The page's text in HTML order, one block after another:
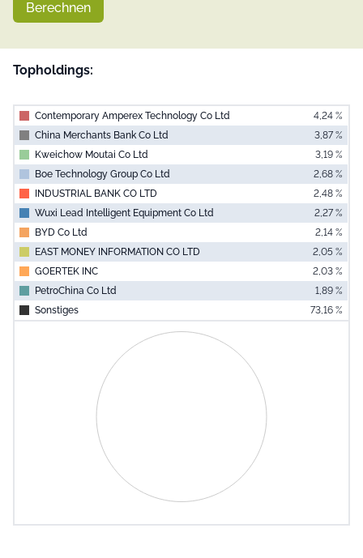
Berechnen
Topholdings:
Contemporary Amperex Technology Co Ltd
4,24 %
China Merchants Bank Co Ltd
3,87 %
Kweichow Moutai Co Ltd
3,19 %
Boe Technology Group Co Ltd
2,68 %
INDUSTRIAL BANK CO LTD
2,48 %
Wuxi Lead Intelligent Equipment Co Ltd
2,27 %
BYD Co Ltd
2,14 %
EAST MONEY INFORMATION CO LTD
2,05 %
GOERTEK INC
2,03 %
PetroChina Co Ltd
1,89 %
Sonstiges
73,16 %
Pie chart with 0 slices.
View as data table, Chart